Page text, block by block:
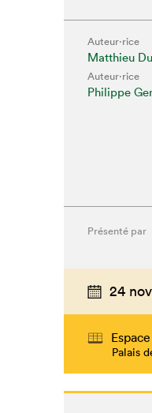
Auteur·rice
Matthieu
Auteur·rice
Philippe
Présenté par
24
Palais